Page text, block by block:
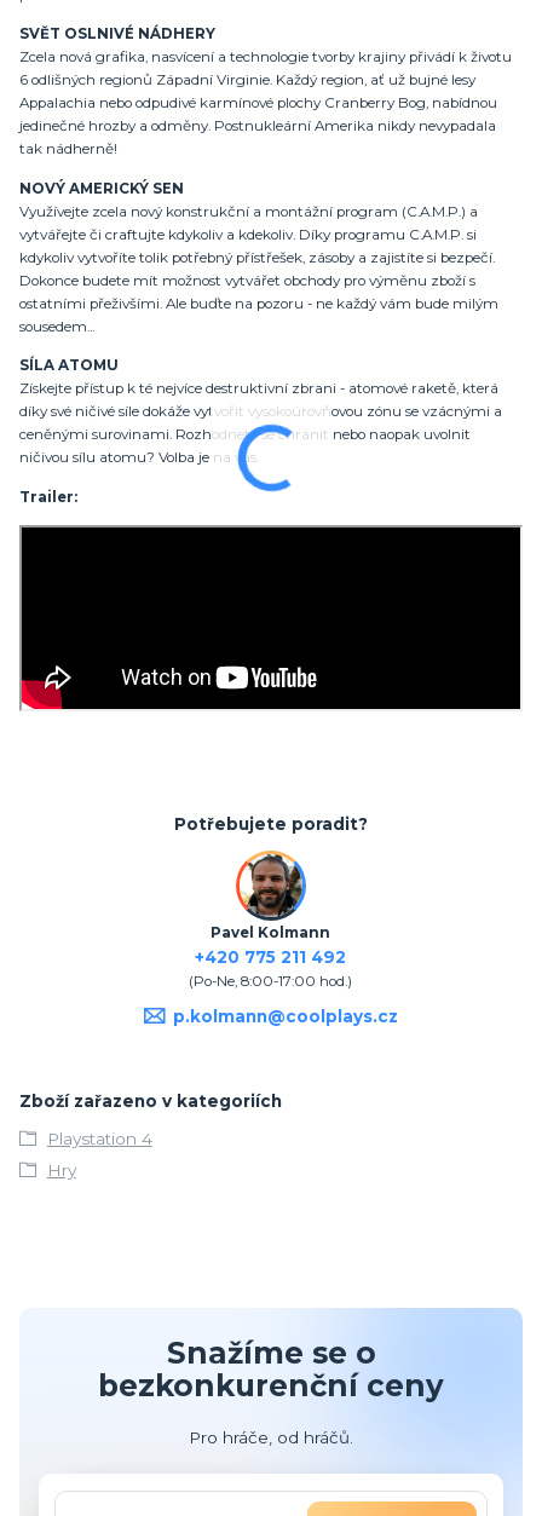
SVĚT OSLNIVÉ NÁDHERY
Zcela nová grafika, nasvícení a technologie tvorby krajiny přivádí k životu
6 odlišných regionů Západní Virginie. Každý region, ať už bujné lesy
Appalachia nebo odpudivé karmínové plochy Cranberry Bog, nabídnou
jedinečné hrozby a odměny. Postnukleární Amerika nikdy nevypadala
tak nádherně!
NOVÝ AMERICKÝ SEN
Využívejte zcela nový konstrukční a montážní program (C.A.M.P.) a
vytvářejte či craftujte kdykoliv a kdekoliv. Díky programu C.A.M.P. si
kdykoliv vytvoříte tolik potřebný přístřešek, zásoby a zajistíte si bezpečí.
Dokonce budete mít možnost vytvářet obchody pro výměnu zboží s
ostatními přeživšími. Ale buďte na pozoru - ne každý vám bude milým
sousedem...
SÍLA ATOMU
Získejte přístup k té nejvíce destruktivní zbrani - atomové raketě, která
díky své ničivé síle dokáže vytvořit vysokoúrovňovou zónu se vzácnými a
ceněnými surovinami. Rozhodnete se chránit nebo naopak uvolnit
ničivou sílu atomu? Volba je na vás.
Trailer:
Potřebujete poradit?
Pavel Kolmann
+420 775 211 492
(Po-Ne, 8:00-17:00 hod.)
p.kolmann@coolplays.cz
Zboží zařazeno v kategoriích
Playstation 4
Hry
Snažíme se o
bezkonkurenční ceny
Pro hráče, od hráčů.